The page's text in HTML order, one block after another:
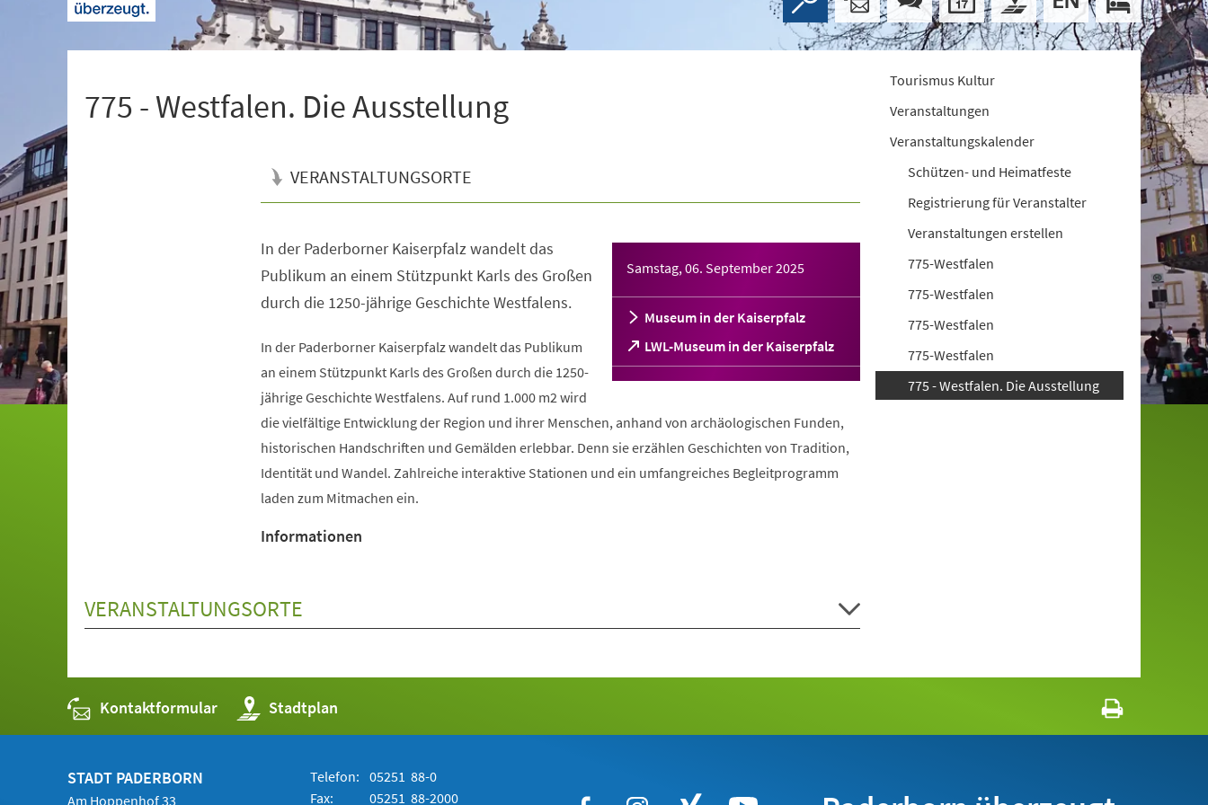
775 - Westfalen. Die Ausstellung
VERANSTALTUNGSORTE
Samstag, 06. September 2025
Museum in der Kaiserpfalz
LWL-Museum in der Kaiserpfalz
(Öffnet
in
einem
Tab)
In der Paderborner Kaiserpfalz wandelt das
Publikum an einem Stützpunkt Karls des Großen
durch die 1250-jährige Geschichte Westfalens.
In der Paderborner Kaiserpfalz wandelt das Publikum
an einem Stützpunkt Karls des Großen durch die 1250-
jährige Geschichte Westfalens. Auf rund 1.000 m2 wird
die vielfältige Entwicklung der Region und ihrer Menschen, anhand von archäologischen Funden,
historischen Handschriften und Gemälden erlebbar. Denn sie erzählen Geschichten von Tradition,
Identität und Wandel. Zahlreiche interaktive Stationen und ein umfangreiches Begleitprogramm
laden zum Mitmachen ein.
Informationen
VERANSTALTUNGSORTE
Tourismus Kultur
Veranstaltungen
Veranstaltungskalender
Schützen- und Heimatfeste
Registrierung für Veranstalter
Veranstaltungen erstellen
775-Westfalen
775-Westfalen
775-Westfalen
775-Westfalen
775 - Westfalen. Die Ausstellung
Kontaktformular Stadtplan
(Öffnet
in
einem
STADT PADERBORN
Am Hoppenhof 33
Telefon: 05251 88-0
Fax:
05251 88-2000